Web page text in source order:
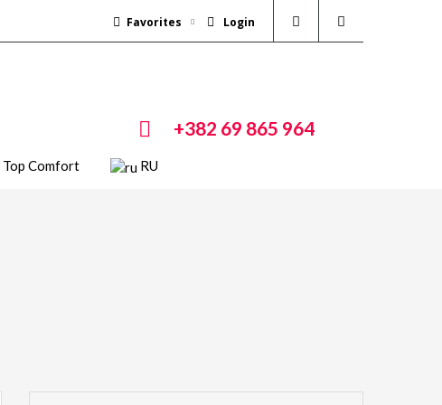
Favorites Login
+382 69 865 964
Top Comfort RU